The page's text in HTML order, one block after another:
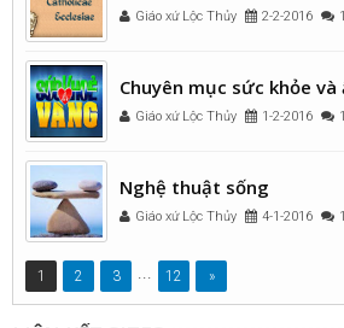
Giáo xứ Lộc Thủy 2-2-2016 1
Chuyên mục sức khỏe
Giáo xứ Lộc Thủy 1-2-2016 1
Nghệ thuật sống
Giáo xứ Lộc Thủy 4-1-2016 1
1 2 3 ... 12 »